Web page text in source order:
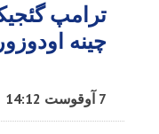
ترامپ
چینه
7 آوقوست 14:12